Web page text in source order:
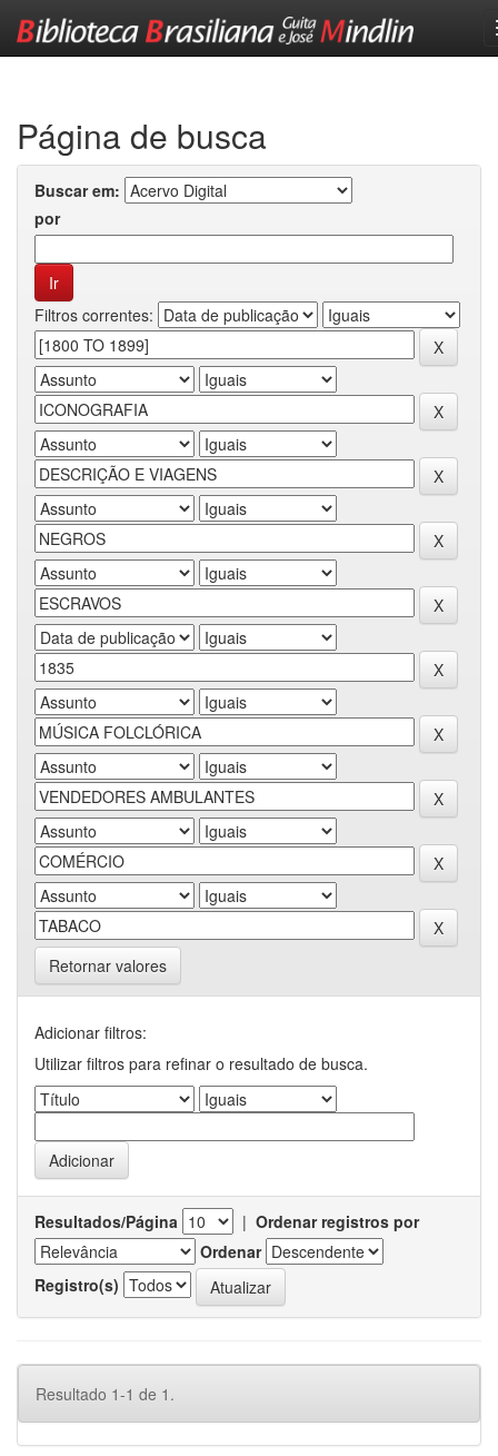
Página de busca
Buscar em:
por
Filtros correntes:
Retornar valores
Adicionar filtros:
Utilizar filtros para refinar o resultado de busca.
Resultados/Página | Ordenar registros por
Ordenar
Registro(s)
Resultado 1-1 de 1.